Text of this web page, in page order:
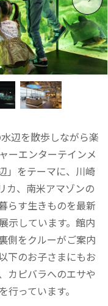
辺を散歩しながら楽
ーエンターテインメ
」をテーマに、川崎
カ、南米アマゾンの
らす生きものを最新
示しています。館内
側をクルーがご案内
下のお子さまにもお
カピバラへのエサや
っています。